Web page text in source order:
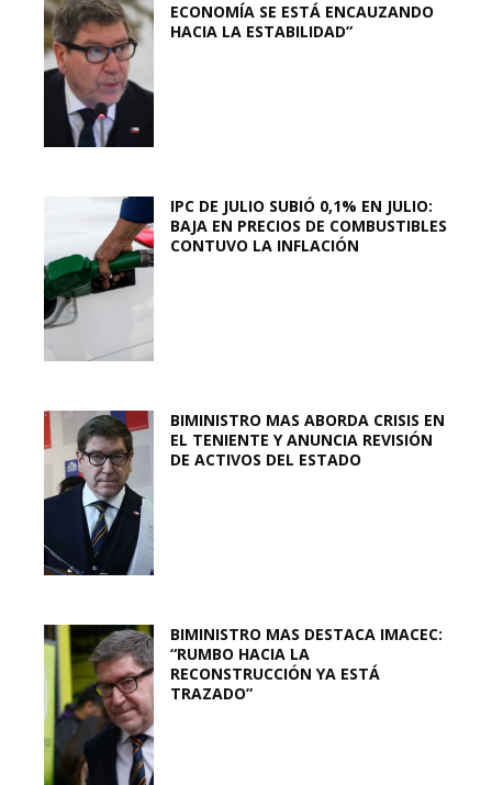
ECONOMÍA SE ESTÁ ENCAUZANDO
HACIA LA ESTABILIDAD”
IPC DE JULIO SUBIÓ 0,1% EN JULIO:
BAJA EN PRECIOS DE COMBUSTIBLES
CONTUVO LA INFLACIÓN
BIMINISTRO MAS ABORDA CRISIS EN
EL TENIENTE Y ANUNCIA REVISIÓN
DE ACTIVOS DEL ESTADO
BIMINISTRO MAS DESTACA IMACEC:
“RUMBO HACIA LA
RECONSTRUCCIÓN YA ESTÁ
TRAZADO”